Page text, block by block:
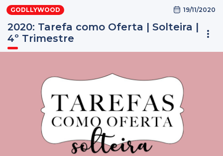
Auto-ajuda
Desafios Godllywood
Perguntas e respostas
Colunas
GODLLYWOOD 19/11/2020
2020: Tarefa como Oferta | Solteira |
4º Trimestre